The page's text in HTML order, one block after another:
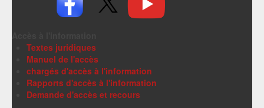
Textes juridiques
Manuel de l'accès
chargés d'accès à l'information
Rapports d'accès à l'information
Demande d'accès et recours